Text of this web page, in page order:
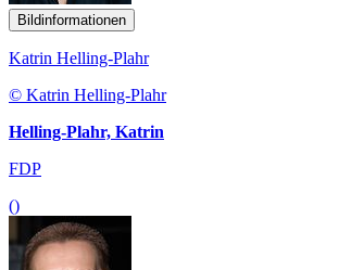
Bildinformationen
Katrin Helling-Plahr
© Katrin Helling-Plahr
Helling-Plahr, Katrin
FDP
()